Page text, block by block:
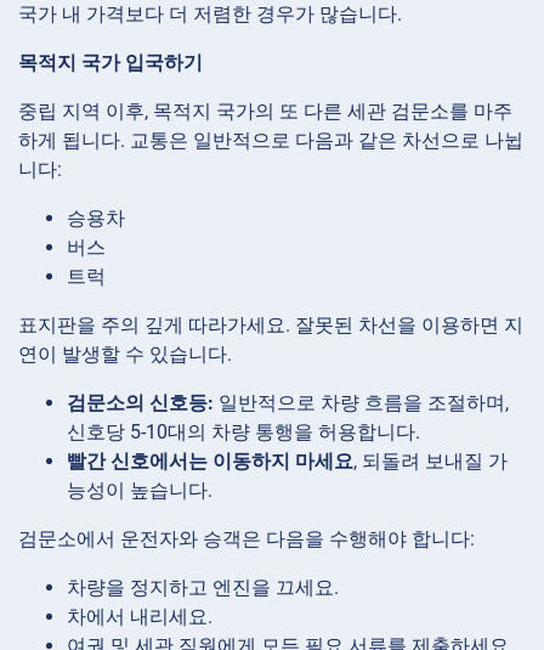
국가 내 가격보다 더 저렴한 경우가 많습니다.
목적지 국가 입국하기
중립 지역 이후, 목적지 국가의 또 다른 세관 검문소를 마주
하게 됩니다. 교통은 일반적으로 다음과 같은 차선으로 나뉩
니다:
승용차
버스
트럭
표지판을 주의 깊게 따라가세요. 잘못된 차선을 이용하면 지
연이 발생할 수 있습니다.
검문소의 신호등: 일반적으로 차량 흐름을 조절하며,
신호당 5-10대의 차량 통행을 허용합니다.
빨간 신호에서는 이동하지 마세요, 되돌려 보내질 가
능성이 높습니다.
검문소에서 운전자와 승객은 다음을 수행해야 합니다:
차량을 정지하고 엔진을 끄세요.
차에서 내리세요.